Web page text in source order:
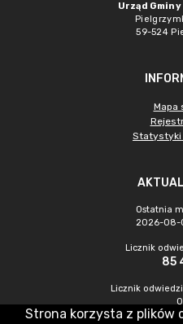
Urząd
59-524
Mapa
Statystyki
Ostatnia
2026-08-
Licznik
85
Licznik
Strona korzysta z plików